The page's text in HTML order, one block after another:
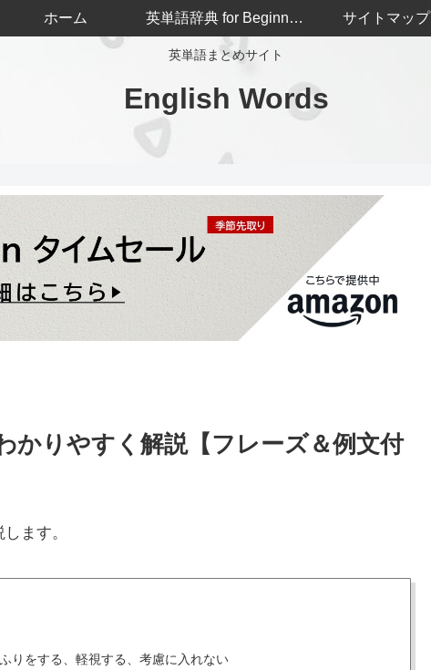
英単語まとめサイト
English Words
ホーム 英単語辞典 for Beginners サイトマップ
かりやすく解説【フレーズ＆例文付
ます。
りをする、軽視する、考慮に入れない